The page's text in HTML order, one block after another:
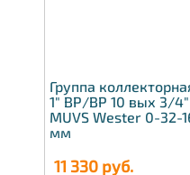
Группа
1" ВР/ВР 10 вых 3/
MUVS Wester 0-32-
мм
11 330 руб.